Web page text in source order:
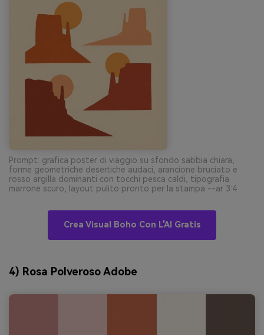
Prompt: grafica poster di viaggio su sfondo sabbia chiara,
forme geometriche desertiche audaci, arancione bruciato e
rosso argilla dominanti con tocchi pesca caldi, tipografia
marrone scuro, layout pulito pronto per la stampa --ar 3:4
Crea Visual Boho Con L'AI Gratis
4) Rosa Polveroso Adobe